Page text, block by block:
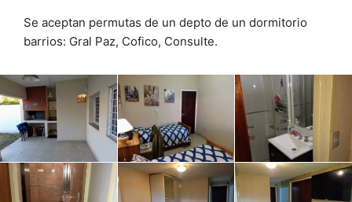
Se aceptan permutas de un depto de un dormitorio
barrios: Gral Paz, Cofico, Consulte.